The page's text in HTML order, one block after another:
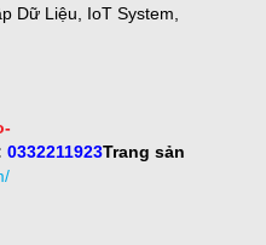
Dữ Liệu, IoT System,
0332211923Trang sản